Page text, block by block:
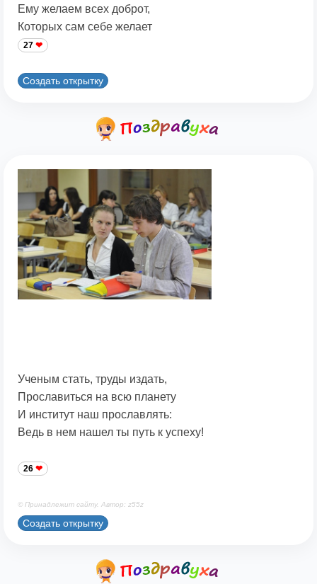
Ему желаем всех доброт,
Которых сам себе желает
27
Создать открытку
Ученым стать, труды издать,
Прославиться на всю планету
И институт наш прославлять:
Ведь в нем нашел ты путь к успеху!
26
© Принадлежит сайту. Автор: z55z
Создать открытку